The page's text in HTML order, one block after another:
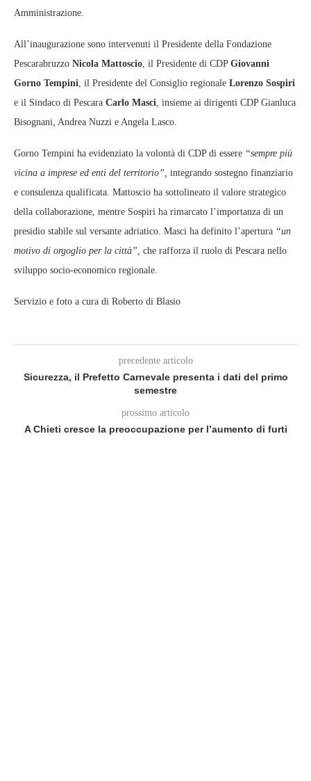
Amministrazione.
All’inaugurazione sono intervenuti il Presidente della Fondazione
Pescarabruzzo Nicola Mattoscio , il Presidente di CDP Giovanni
Gorno Tempini , il Presidente del Consiglio regionale Lorenzo Sospiri
e il Sindaco di Pescara Carlo Masci , insieme ai dirigenti CDP Gianluca
Bisognani, Andrea Nuzzi e Angela Lasco.
Gorno Tempini ha evidenziato la volontà di CDP di essere “sempre più
vicina a imprese ed enti del territorio”, integrando sostegno finanziario
e consulenza qualificata. Mattoscio ha sottolineato il valore strategico
della collaborazione, mentre Sospiri ha rimarcato l’importanza di un
presidio stabile sul versante adriatico. Masci ha definito l’apertura “un
motivo di orgoglio per la città”, che rafforza il ruolo di Pescara nello
sviluppo socio‑economico regionale.
Servizio e foto a cura di Roberto di Blasio
precedente articolo
Sicurezza, il Prefetto Carnevale presenta i dati del primo
semestre
prossimo articolo
A Chieti cresce la preoccupazione per l’aumento di furti